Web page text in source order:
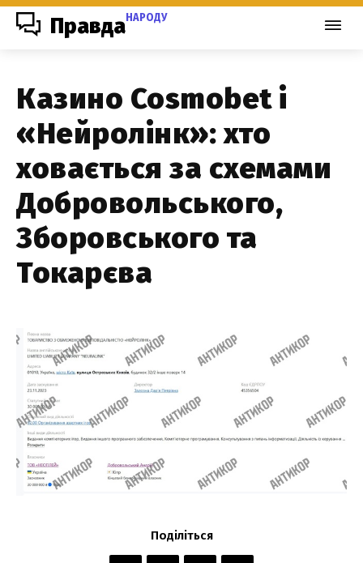
ПравдаНАРОДУ
Казино Cosmobet і
«Нейролінк»: хто
ховається за схемами
Добровольського,
Зборовського та
Токарєва
Поділіться